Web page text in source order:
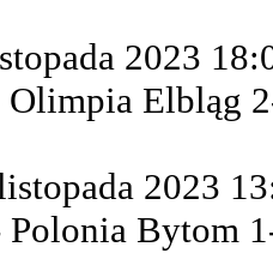
2023
Elbląg
2023
Polonia Bytom